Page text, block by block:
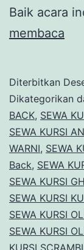
Baik acara
membaca
Diterbitkan
Dikategorikan
BACK, SEWA
SEWA KURSI
WARNI, SEWA
Back, SEWA
SEWA KURSI
SEWA KURSI
SEWA KURSI
SEWA KURSI